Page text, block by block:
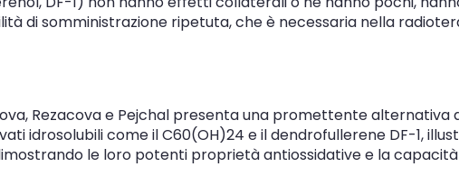
di somministrazione ripetuta, che è necessaria nella
Rezacova e Pejchal presenta una promettente alternativa
idrosolubili come il C60(OH)24 e il dendrofullerene DF-1,
le loro potenti proprietà antiossidative e la capacità